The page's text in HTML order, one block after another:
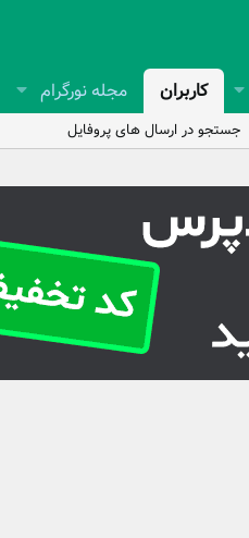
کاربران مجله نورگرام
جستجو در ارسال های پروفایل